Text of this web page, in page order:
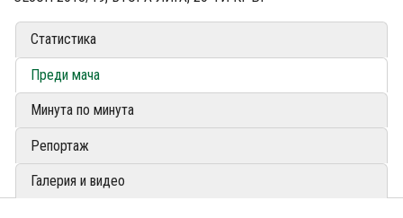
Статистика
Преди мача
Минута по минута
Репортаж
Галерия и видео